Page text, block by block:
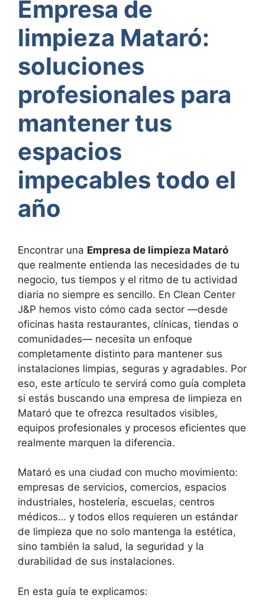
Empresa de
limpieza Mataró:
soluciones
profesionales para
mantener tus
espacios
impecables todo el
año
Encontrar una Empresa de limpieza Mataró
que realmente entienda las necesidades de tu
negocio, tus tiempos y el ritmo de tu actividad
diaria no siempre es sencillo. En Clean Center
J&P hemos visto cómo cada sector —desde
oficinas hasta restaurantes, clínicas, tiendas o
comunidades— necesita un enfoque
completamente distinto para mantener sus
instalaciones limpias, seguras y agradables. Por
eso, este artículo te servirá como guía completa
si estás buscando una empresa de limpieza en
Mataró que te ofrezca resultados visibles,
equipos profesionales y procesos eficientes que
realmente marquen la diferencia.
Mataró es una ciudad con mucho movimiento:
empresas de servicios, comercios, espacios
industriales, hostelería, escuelas, centros
médicos… y todos ellos requieren un estándar
de limpieza que no solo mantenga la estética,
sino también la salud, la seguridad y la
durabilidad de sus instalaciones.
En esta guía te explicamos: